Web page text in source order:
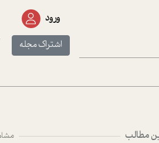
ورود
اشتراک مجله
مطالب